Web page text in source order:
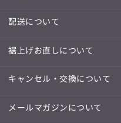
配送について
裾上げお直しについて
キャンセル・交換について
メールマガジンについて